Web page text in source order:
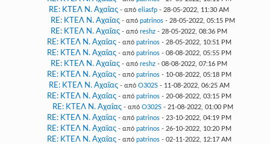
RE: ΚΤΕΛ Ν. Αχαΐας - από eliasfp - 28-05-2022, 11:30 AM
RE: ΚΤΕΛ Ν. Αχαΐας - από patrinos - 28-05-2022, 05:15 PM
RE: ΚΤΕΛ Ν. Αχαΐας - από reshz - 28-05-2022, 08:36 PM
RE: ΚΤΕΛ Ν. Αχαΐας - από patrinos- 28-05-2022, 10:51 PM
RE: ΚΤΕΛ Ν. Αχαΐας - από patrinos- 08-08-2022, 05:55 PM
RE: ΚΤΕΛ Ν. Αχαΐας - από reshz - 08-08-2022, 07:16 PM
RE: ΚΤΕΛ Ν. Αχαΐας - από patrinos- 10-08-2022, 05:18 PM
RE: ΚΤΕΛ Ν. Αχαΐας - από O302S- 11-08-2022, 06:25 AM
RE: ΚΤΕΛ Ν. Αχαΐας - από patrinos- 20-08-2022, 03:15 PM
RE: ΚΤΕΛ Ν. Αχαΐας - από O302S - 21-08-2022, 01:00 PM
RE: ΚΤΕΛ Ν. Αχαΐας - από patrinos- 23-10-2022, 04:19 PM
RE: ΚΤΕΛ Ν. Αχαΐας - από patrinos- 26-10-2022, 10:20 PM
RE: ΚΤΕΛ Ν. Αχαΐας - από patrinos- 02-11-2022, 12:17 AM